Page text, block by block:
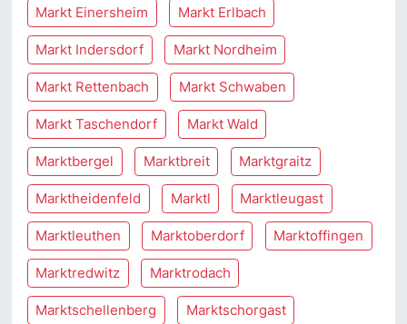
Markt Einersheim Markt Erlbach
Markt Indersdorf Markt Nordheim
Markt Rettenbach Markt Schwaben
Markt Taschendorf Markt Wald
Marktbergel Marktbreit Marktgraitz
Marktheidenfeld Marktl Marktleugast
Marktleuthen Marktoberdorf Marktoffingen
Marktredwitz Marktrodach
Marktschellenberg Marktschorgast